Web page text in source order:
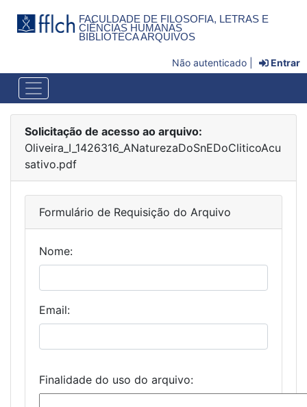
FACULDADE DE FILOSOFIA, LETRAS E
CIÊNCIAS HUMANAS
BIBLIOTECA ARQUIVOS
Não autenticado | Entrar
Solicitação de acesso ao arquivo:
Oliveira_I_1426316_ANaturezaDoSnEDoCliticoAcu
sativo.pdf
Formulário de Requisição do Arquivo
Nome:
Email:
Finalidade do uso do arquivo: